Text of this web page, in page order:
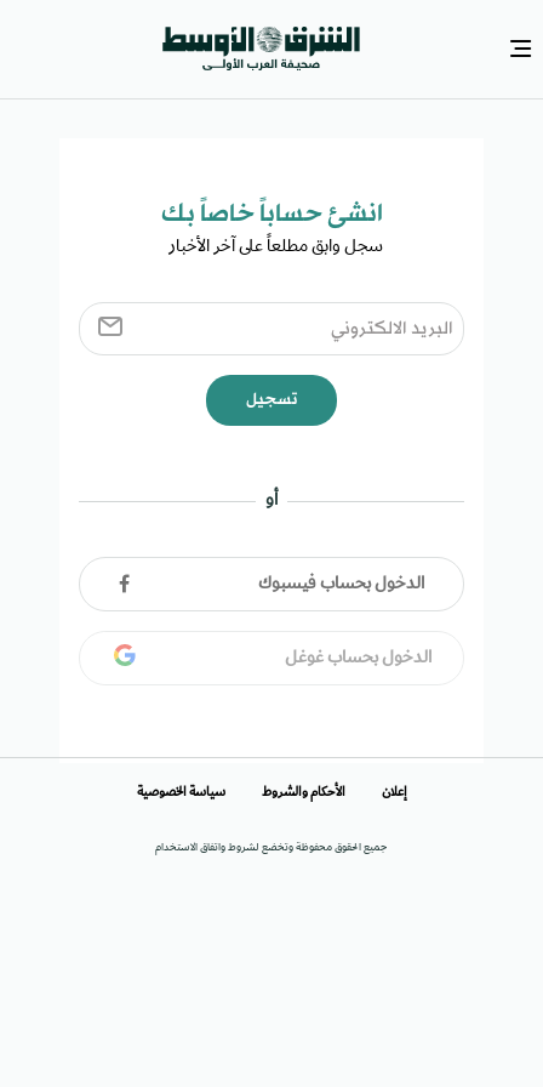
انشئ حساباً خاصاً بك​
سجل وابق مطلعاً على آخر الأخبار ​
تسجيل
أو
الدخول بحساب فيسبوك
الدخول بحساب غوغل
جميع الحقوق محفوظة وتخضع لشروط واتفاق الاستخدام
إعلان الأحكام والشروط سياسة الخصوصية